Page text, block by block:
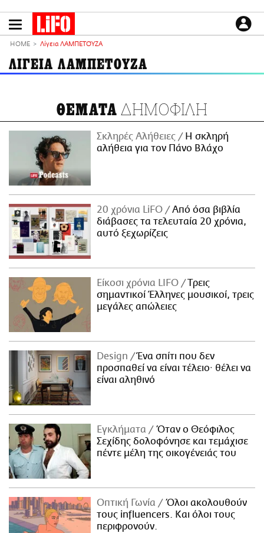
το
LIFO SHOP
NEWSLETTER
ΜΙΚΡΟΠΡΑΓΜΑΤΑ
THE GOOD LIFO
LIFOLAND
CITY GUIDE
ΑΜΠΑ
PRINT
ΕΙΔΗΣΕΙΣ
CULTURE
PODCASTS
Plus
HOME Λίγεια ΛΑΜΠΕΤΟΎΖΑ
ΛΙΓΕΙΑ ΛΑΜΠΕΤΟΥΖΑ
ΘΕΜΑΤΑ ΔΗΜΟΦΙΛΗ
Σκληρές Αλήθειες
H σκληρή
αλήθεια για τον Πάνο Βλάχο
20 χρόνια LiFO
Από όσα βιβλία
διάβασες τα τελευταία 20 χρόνια,
αυτό ξεχωρίζεις
Είκοσι χρόνια LIFO
Tρεις
σημαντικοί Έλληνες μουσικοί, τρεις
μεγάλες απώλειες
Design
Ένα σπίτι που δεν
προσπαθεί να είναι τέλειο· θέλει να
είναι αληθινό
Εγκλήματα
Όταν ο Θεόφιλος
Σεχίδης δολοφόνησε και τεμάχισε
πέντε μέλη της οικογένειάς του
Οπτική Γωνία
Όλοι ακολουθούν
τους influencers. Και όλοι τους
περιφρονούν.